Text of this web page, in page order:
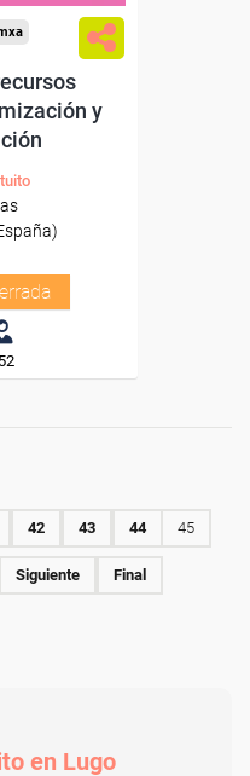
y
42 43 44 45
Siguiente Final
en Lugo